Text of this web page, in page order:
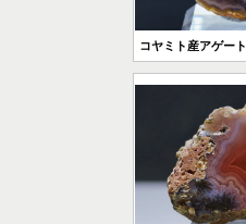
コヤミト産アゲート